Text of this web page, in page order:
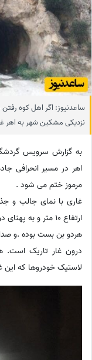
ساعدنیوز: اگر اهل کوه
نزدیکی مشکین شهر به اهر
به گزارش سرویس
اهر در مسیر انحرافی
مرموز ختم می شود .
غاری با نمای جالب و
هردو بن بست بوده .و
درون غار تاریک است.
لاستیک خودروها که این